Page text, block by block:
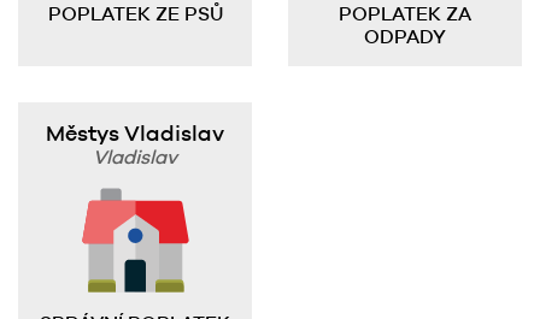
POPLATEK ZE PSŮ
POPLATEK ZA
ODPADY
Městys Vladislav
Vladislav